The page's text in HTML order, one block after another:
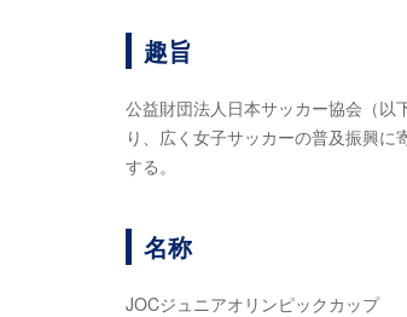
趣旨
公益財団法人日本サッカー協会（以
り、広く女子サッカーの普及振興
する。
名称
JOCジュニアオリンピックカップ